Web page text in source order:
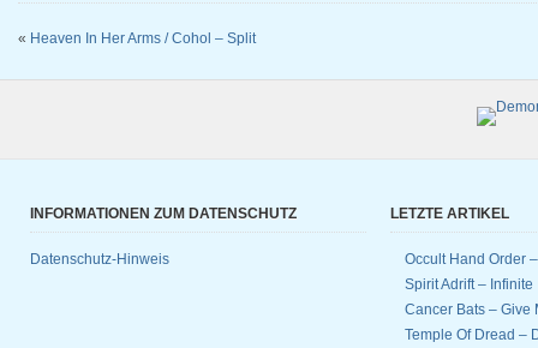
« Heaven In Her Arms / Cohol – Split
INFORMATIONEN ZUM DATENSCHUTZ
Datenschutz-Hinweis
LETZTE ARTIKEL
Occult Hand Order
Spirit Adrift –
Cancer Bats – Give
Temple Of Dread –